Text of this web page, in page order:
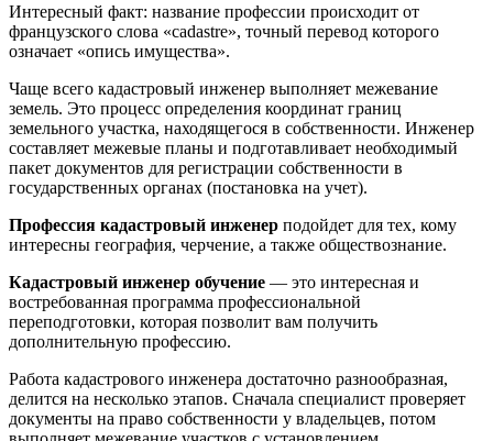
Интересный факт: название профессии происходит от
французского слова «cadastre», точный перевод которого
означает «опись имущества».
Чаще всего кадастровый инженер выполняет межевание
земель. Это процесс определения координат границ
земельного участка, находящегося в собственности. Инженер
составляет межевые планы и подготавливает необходимый
пакет документов для регистрации собственности в
государственных органах (постановка на учет).
Профессия кадастровый инженер подойдет для тех, кому
интересны география, черчение, а также обществознание.
Кадастровый инженер обучение — это интересная и
востребованная программа профессиональной
переподготовки, которая позволит вам получить
дополнительную профессию.
Работа кадастрового инженера достаточно разнообразная,
делится на несколько этапов. Сначала специалист проверяет
документы на право собственности у владельцев, потом